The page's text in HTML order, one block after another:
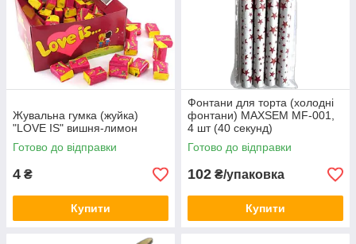
Жувальна гумка (жуйка)
"LOVE IS" вишня-лимон
Готово до відправки
4 ₴
Купити
Фонтани для торта (холодні
фонтани) MAXSEM MF-001,
4 шт (40 секунд)
Готово до відправки
102 ₴/упаковка
Купити